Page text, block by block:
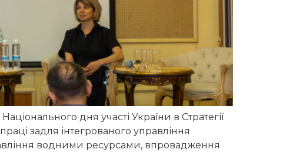
дня участі України в Стратегії
задля інтегрованого управління
водними ресурсами, впровадження